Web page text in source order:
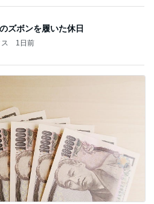
ズボンを履いた休日
1日前